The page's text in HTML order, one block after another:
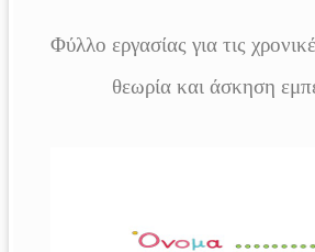
Φύλλο εργασίας για τις
θεωρία και άσκηση